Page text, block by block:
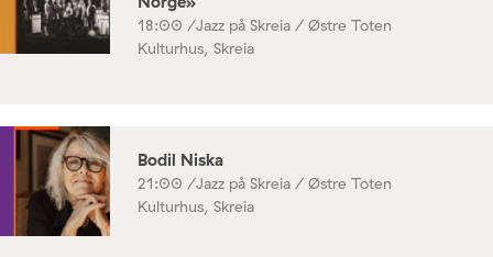
18:00 /Jazz på Skreia / Østre Toten
Kulturhus, Skreia
Bodil Niska
21:00 /Jazz på Skreia / Østre Toten
Kulturhus, Skreia